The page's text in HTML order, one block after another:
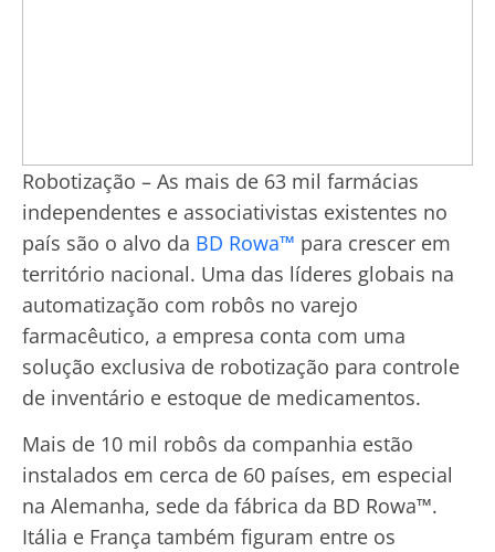
Robotização – As mais de 63 mil farmácias
independentes e associativistas existentes no
país são o alvo da BD Rowa™ para crescer em
território nacional. Uma das líderes globais na
automatização com robôs no varejo
farmacêutico, a empresa conta com uma
solução exclusiva de robotização para controle
de inventário e estoque de medicamentos.
Mais de 10 mil robôs da companhia estão
instalados em cerca de 60 países, em especial
na Alemanha, sede da fábrica da BD Rowa™.
Itália e França também figuram entre os